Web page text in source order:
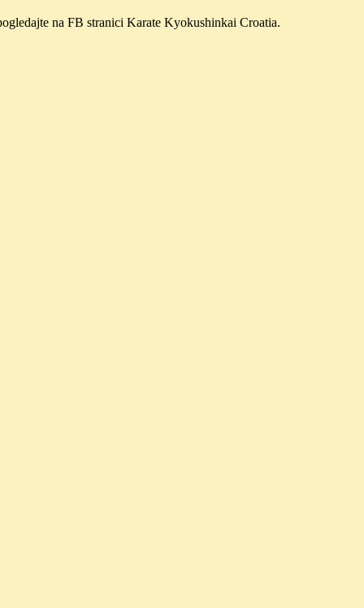
na FB stranici Karate Kyokushinkai Croatia.